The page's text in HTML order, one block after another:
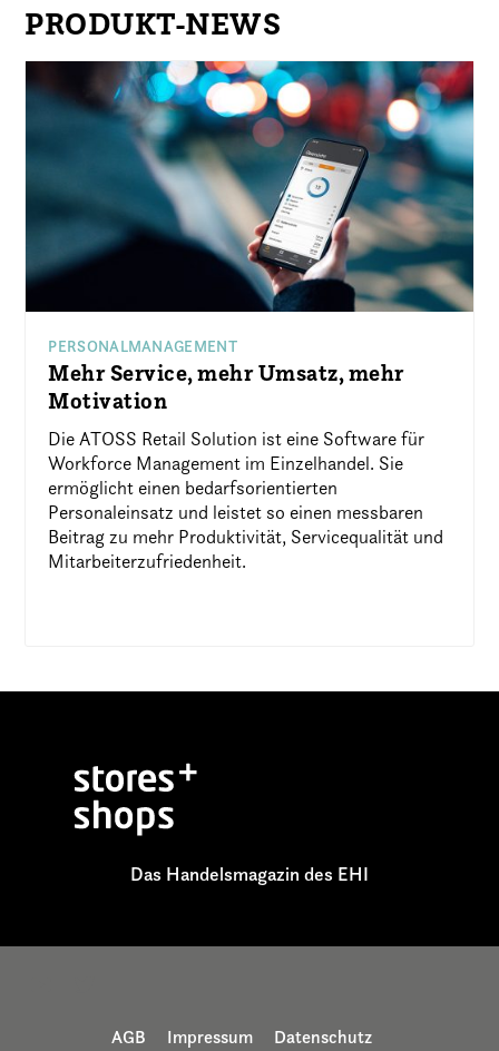
PRODUKT-NEWS
PERSONALMANAGEMENT
Mehr Service, mehr Umsatz, mehr
Motivation
Die ATOSS Retail Solution ist eine Software für
Workforce Management im Einzelhandel. Sie
ermöglicht einen bedarfsorientierten
Personaleinsatz und leistet so einen messbaren
Beitrag zu mehr Produktivität, Servicequalität und
Mitarbeiterzufriedenheit.
Das Handelsmagazin des EHI
AGB Impressum Datenschutz